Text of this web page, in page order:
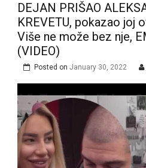
detalj,
DEJAN PRIŠAO
KREVETU, pokazao joj
Više ne može bez nje,
(VIDEO)
Posted on January 30, 2022